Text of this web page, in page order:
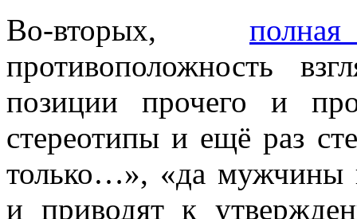
Во-вторых,
противоположность
позиции прочего и
стереотипы и ещё раз
только…», «да
и приводят к